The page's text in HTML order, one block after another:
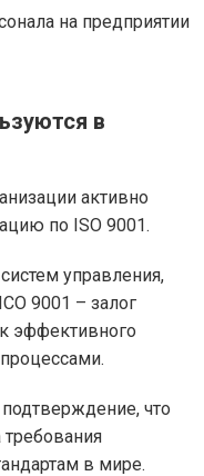
на предприятии
в
активно
по ISO 9001.
управления,
9001 – залог
эффективного
что
в мире.